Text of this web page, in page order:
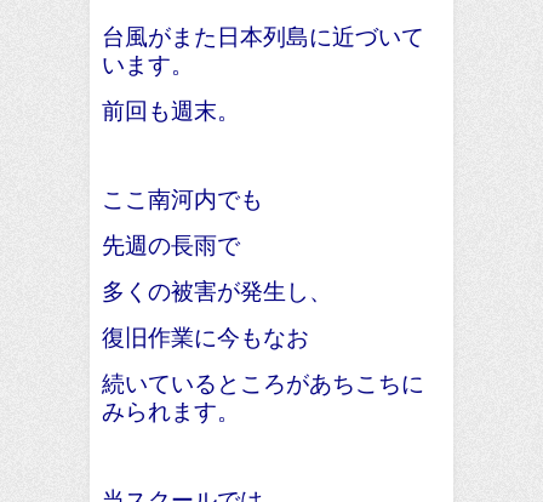
台風がまた日本列島に近づいて
います。
前回も週末。
ここ南河内でも
先週の長雨で
多くの被害が発生し、
復旧作業に今もなお
続いているところがあちこちに
みられます。